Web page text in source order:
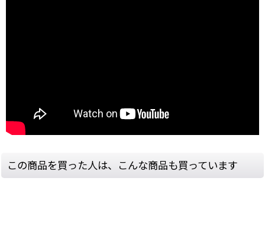
この商品を買った人は、こんな商品も買っています